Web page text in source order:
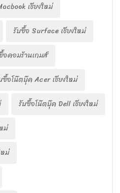
เชียงใหม่
รับซื้อ Surface เชียงใหม่
อคอมร้านเกมส์
ซื้อโน๊ตบุ๊ค Acer เชียงใหม่
รับซื้อโน๊ตบุ๊ค Dell เชียงใหม่
ม่
ม่